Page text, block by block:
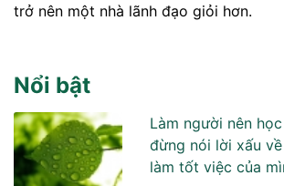
trở nên một nhà lãnh đạo giỏi hơn.
Nổi bật
Làm người nên
đừng nói lời xấu
làm tốt việc của